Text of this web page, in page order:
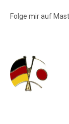
Folge mir auf